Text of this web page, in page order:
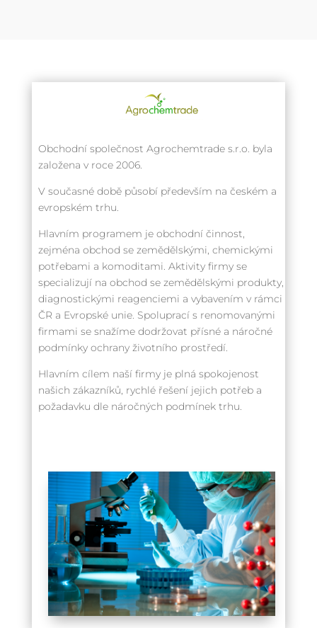
Obchodní společnost Agrochemtrade s.r.o. byla
založena v roce 2006.
V současné době působí především na českém a
evropském trhu.
Hlavním programem je obchodní činnost,
zejména obchod se zemědělskými, chemickými
potřebami a komoditami. Aktivity firmy se
specializují na obchod se zemědělskými produkty,
diagnostickými reagenciemi a vybavením v rámci
ČR a Evropské unie. Spoluprací s renomovanými
firmami se snažíme dodržovat přísné a náročné
podmínky ochrany životního prostředí.
Hlavním cílem naší firmy je plná spokojenost
našich zákazníků, rychlé řešení jejich potřeb a
požadavku dle náročných podmínek trhu.